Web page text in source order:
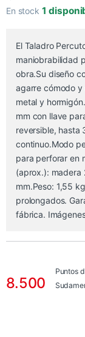
En stock 1
El Taladro
maniobrabilidad
obra.Su diseño
agarre cómodo y
metal y
mm con llave
reversible, hasta
continuo.Modo
para perforar en
(aprox.): madera
mm.Peso: 1,55
prolongados.
fábrica.
8.500
Puntos